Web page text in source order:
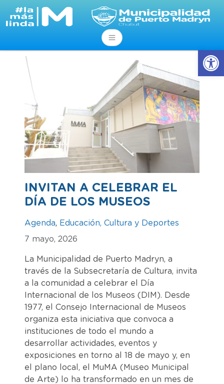
Abrir
INVITAN A CELEBRAR EL
DÍA DE LOS MUSEOS
Agenda, Educación, Cultura y Deportes
7 mayo, 2026
La Municipalidad de Puerto Madryn, a
través de la Subsecretaría de Cultura, invita
a la comunidad a celebrar el Día
Internacional de los Museos (DIM). Desde
1977, el Consejo Internacional de Museos
organiza esta iniciativa que convoca a
instituciones de todo el mundo a
desarrollar actividades, eventos y
exposiciones en torno al 18 de mayo y, en
el plano local, el MuMA (Museo Municipal
de Arte) lo ha transformado en un mes de